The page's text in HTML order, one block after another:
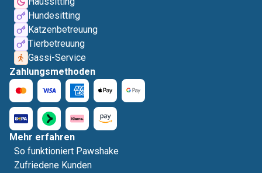
Hundesitting
Katzenbetreuung
Tierbetreuung
Gassi-Service
Zahlungsmethoden
Mehr erfahren
So funktioniert Pawshake
Zufriedene Kunden